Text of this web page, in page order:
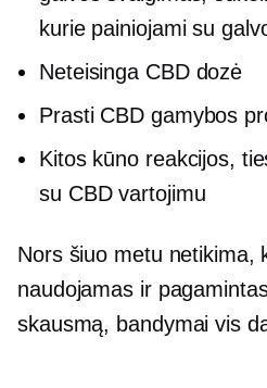
kurie painiojami su
Neteisinga CBD dozė
Prasti CBD gamybos
Kitos kūno reakcijos,
su CBD vartojimu
Nors šiuo metu netikima,
naudojamas ir
skausmą, bandymai vis